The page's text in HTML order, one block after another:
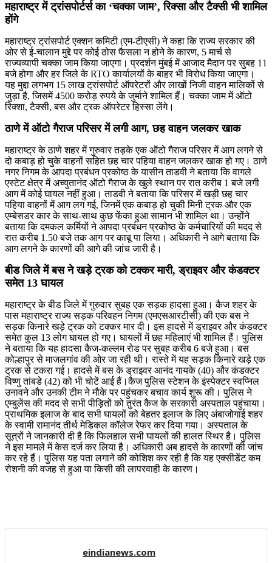
महाराष्ट्र में ट्रांसपोर्टर्स का ‘चक्का जाम’, रिक्सा और टैक्सी भी शामिल
होंगे
महाराष्ट्र ट्रांसपोर्ट एक्शन कमिटी (एम-टीएसी) ने कहा कि राज्य सरकार की
ओर से ई-चालान मुद्दे पर कोई ठोस फैसला न होने के कारण, 5 मार्च से
राज्यव्यापी चक्का जाम किया जाएगा। प्रदर्शन मुंबई में आजाद मैदान पर सुबह 11
बजे होगा और हर जिले के RTO कार्यालयों के बाहर भी विरोध किया जाएगा।
यह मुद्दा लगभग 15 लाख ट्रांसपोर्ट ऑपरेटरों और लाखों निजी वाहन मालिकों से
जुड़ा है, जिसमें 4500 करोड़ रुपये के जुर्माने शामिल हैं। चक्का जाम में ऑटो
रिक्शा, टैक्सी, बस और ट्रक ऑपरेटर हिस्सा लेंगे।
ठाणे में ऑटो गैराज परिसर में लगी आग, छह वाहन जलकर खाक
महाराष्ट्र के ठाणे शहर में गुरुवार तड़के एक ऑटो गैराज परिसर में आग लगने से
दो कबाड़ हो चुके वाहनों सहित छह चार पहिया वाहन जलकर खाक हो गए। ठाणे
नगर निगम के आपदा प्रबंधन प्रकोष्ठ के यासीन ताडवी ने बताया कि वागले
एस्टेट क्षेत्र में अच्युतानंद ऑटो गैराज के खुले स्थान पर रात करीब 1 बजे लगी
आग में कोई घायल नहीं हुआ। ताडवी ने बताया कि परिसर में खड़ी छह चार
पहिया वाहनों में आग लग गई, जिनमें एक कबाड़ हो चुकी मिनी ट्रक और एक
एम्बेसडर कार के साथ-साथ कुछ फेंका हुआ सामान भी शामिल था। उन्होंने
बताया कि दमकल कर्मियों ने आपदा प्रबंधन प्रकोष्ठ के कर्मचारियों की मदद से
रात करीब 1.50 बजे तक आग पर काबू पा लिया। अधिकारी ने आगे बताया कि
आग लगने के कारणों की आगे की जांच जारी है।
बीड जिले में बस ने खड़े ट्रक को टक्कर मारी, ड्राइवर और कंडक्टर
समेत 13 घायल
महाराष्ट्र के बीड जिले में गुरुवार सुबह एक सड़क हादसा हुआ। कैज शहर के
पास महाराष्ट्र राज्य सड़क परिवहन निगम (एमएसआरटीसी) की एक बस ने
सड़क किनारे खड़े ट्रक को टक्कर मार दी। इस हादसे में ड्राइवर और कंडक्टर
समेत कुल 13 लोग घायल हो गए। घायलों में छह महिलाएं भी शामिल हैं। पुलिस
ने बताया कि यह हादसा कैज-कल्लम रोड पर सुबह करीब 6 बजे हुआ। बस
कोल्हापुर से माजलगांव की ओर जा रही थी। रास्ते में यह सड़क किनारे खड़े एक
ट्रक से टकरा गई। हादसे में बस के ड्राइवर आनंद गायके (40) और कंडक्टर
विष्णु तांबडे (42) को भी चोटें आई हैं।कैज पुलिस स्टेशन के इंस्पेक्टर स्वप्निल
उनावने और उनकी टीम ने मौके पर पहुंचकर बचाव कार्य शुरू की। पुलिस ने
एम्बुलेंस की मदद से सभी पीड़ितों को तुरंत कैज के सरकारी अस्पताल पहुंचाया।
प्राथमिक इलाज के बाद सभी घायलों को बेहतर इलाज के लिए अंबाजोगाई शहर
के स्वामी रामानंद तीर्थ मेडिकल कॉलेज रेफर कर दिया गया। अस्पताल के
सूत्रों ने जानकारी दी है कि फिलहाल सभी घायलों की हालत स्थिर है। पुलिस
ने इस मामले में केस दर्ज कर लिया है। अधिकारी अब हादसे के कारणों की जांच
कर रहे हैं। पुलिस यह पता लगाने की कोशिश कर रही है कि यह एक्सीडेंट कम
रोशनी की वजह से हुआ या किसी की लापरवाही के कारण।
eindianews.com